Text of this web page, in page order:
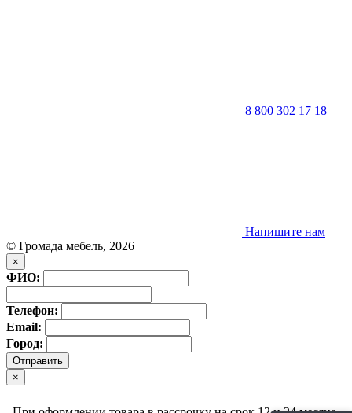
8 800 302 17 18
Напишите нам
© Громада мебель, 2026
×
ФИО:
Телефон:
Email:
Город:
×